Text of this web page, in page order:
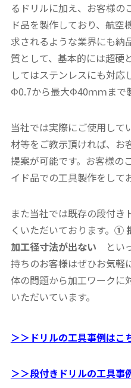
るドリルに加え、お客様の
ド品を製作しており、航
求されるような業界にも納
質として、基本的には超硬
してはステンレスにも対応
Φ0.7から最大Φ40ｍｍまで
当社では実際にご使用して
材等をご教示頂ければ、お
提案が可能です。お客様の
イド品での工具製作をして
また当社では既存の段付き
くいただいております。 ①
加工径寸法が出ない
とい
持ちのお客様はぜひお気軽
体の問題から加工ワークに
いただいています。
＞＞ドリルの工具事例はこ
＞＞段付きドリルの工具事